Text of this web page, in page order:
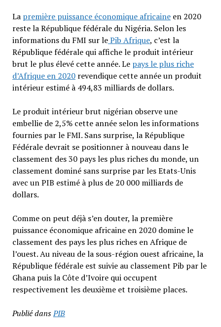
La première puissance économique africaineen 2020
reste la République fédérale du Nigéria. Selon les
informations du FMI sur lePib Afrique, c’est la
République fédérale qui affiche le produit intérieur
brut le plus élevé cette année. Le pays le plus riche
d’Afrique en 2020revendique cette année un produit
intérieur estimé à 494,83 milliards de dollars.
Le produit intérieur brut nigérian observe une
embellie de 2,5% cette année selon les informations
fournies par le FMI. Sans surprise, la République
Fédérale devrait se positionner à nouveau dans le
classement des 30 pays les plus riches du monde, un
classement dominé sans surprise par les Etats-Unis
avec un PIB estimé à plus de 20 000 milliards de
dollars.
Comme on peut déjà s’en douter, la première
puissance économique africaine en 2020 domine le
classement des pays les plus riches en Afrique de
l’ouest. Au niveau de la sous-région ouest africaine, la
République fédérale est suivie au classement Pib par le
Ghana puis la Côte d’Ivoire qui occupent
respectivement les deuxième et troisième places.
Publié dansPIB